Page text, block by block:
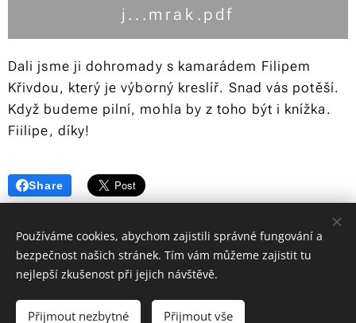
j...mrak.pdf
Dali jsme ji dohromady s kamarádem Filipem
Křivdou, který je výborný kreslíř. Snad vás potěší.
Když budeme pilní, mohla by z toho být i knížka.
Fiilipe, díky!
Share
© 2024 Martin Šíl | Všechna práva vyhrazena
Používáme cookies, abychom zajistili správné fungování a
bezpečnost našich stránek. Tím vám můžeme zajistit tu
nejlepší zkušenost při jejich návštěvě.
Přijmout nezbytné Přijmout vše